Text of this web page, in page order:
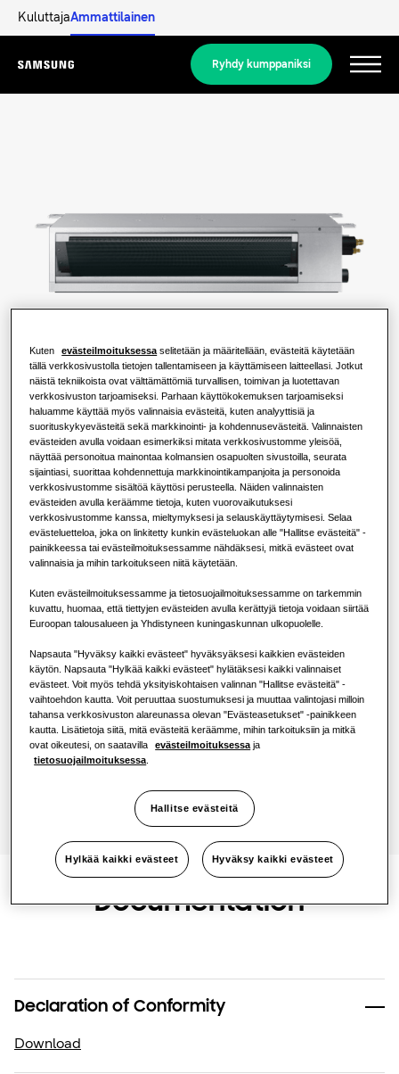
KuluttajaAmmattilainen
Menu
Ryhdy kumppaniksi
Tuotteet
Merkittävimmät tuotteet
Ratkaisumme
RATKAISUJA KOTIISI
Ilmastointiratkaisut
Lämpöpumppuratkaisut
RATKAISUJA LIIKERAKENNUKSIIN
Ilmastointiratkaisut
Ohjauslaitteet
Lue lisää
Mikä lämpöpumppu on ja miten se
toimii?
Lämpöpumpun hyödyt
Mikä on ilmastointilaite ja miten se
toimii?
KAUPALLISET RATKAISUT
Vähittäismyynti
Ravintola
Toimisto
Kestävyys
SmartThings Pro
Ammattilaiset
Tietoja Samsungista
KAPASITEETTI: 1.7kW
LSP kanavoitava (sisältää pumpun)
Käytettävissä oleva kapasiteetti
1.7kW 2.2kW 2.8kW
4.5kW 5.6kW 7.1kW
Käytettävissä oleva teho
1 vaihe
Ota yhteyttä Samsungiin
Documentation
Declaration of Conformity
Download
Kuten evästeilmoituksessa selitetään ja määritellään, evästeitä käytetään
tällä verkkosivustolla tietojen tallentamiseen ja käyttämiseen laitteellasi. Jotkut
näistä tekniikoista ovat välttämättömiä turvallisen, toimivan ja luotettavan
verkkosivuston tarjoamiseksi. Parhaan käyttökokemuksen tarjoamiseksi
haluamme käyttää myös valinnaisia evästeitä, kuten analyyttisiä ja
suorituskykyevästeitä sekä markkinointi- ja kohdennusevästeitä. Valinnaisten
evästeiden avulla voidaan esimerkiksi mitata verkkosivustomme yleisöä,
näyttää personoitua mainontaa kolmansien osapuolten sivustoilla, seurata
sijaintiasi, suorittaa kohdennettuja markkinointikampanjoita ja personoida
verkkosivustomme sisältöä käyttösi perusteella. Näiden valinnaisten
evästeiden avulla keräämme tietoja, kuten vuorovaikutuksesi
verkkosivustomme kanssa, mieltymyksesi ja selauskäyttäytymisesi. Selaa
evästeluetteloa, joka on linkitetty kunkin evästeluokan alle "Hallitse evästeitä" -
painikkeessa tai evästeilmoituksessamme nähdäksesi, mitkä evästeet ovat
valinnaisia ja mihin tarkoitukseen niitä käytetään.
Kuten evästeilmoituksessamme ja tietosuojailmoituksessamme on tarkemmin
kuvattu, huomaa, että tiettyjen evästeiden avulla kerättyjä tietoja voidaan siirtää
Euroopan talousalueen ja Yhdistyneen kuningaskunnan ulkopuolelle.
Napsauta "Hyväksy kaikki evästeet" hyväksyäksesi kaikkien evästeiden
käytön. Napsauta "Hylkää kaikki evästeet" hylätäksesi kaikki valinnaiset
evästeet. Voit myös tehdä yksityiskohtaisen valinnan "Hallitse evästeitä" -
vaihtoehdon kautta. Voit peruuttaa suostumuksesi ja muuttaa valintojasi milloin
tahansa verkkosivuston alareunassa olevan "Evästeasetukset" -painikkeen
kautta. Lisätietoja siitä, mitä evästeitä keräämme, mihin tarkoituksiin ja mitkä
ovat oikeutesi, on saatavilla
evästeilmoituksessa ja
tietosuojailmoituksessa
Hallitse evästeitä
Hylkää kaikki evästeet Hyväksy kaikki evästeet